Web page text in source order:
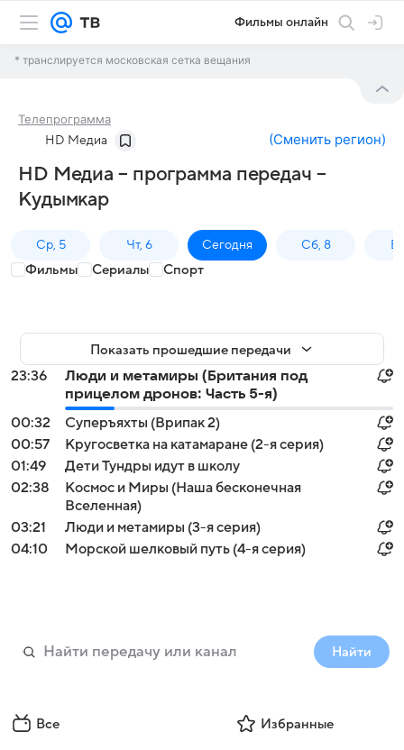
Фильмы онлайн
* транслируется московская сетка вещания
Телепрограмма
HD Медиа (Сменить регион)
HD Медиа – программа передач –
Кудымкар
Ср, 5 Чт, 6 Сегодня Сб, 8
Фильмы Сериалы Спорт
Показать прошедшие передачи
23:36
Люди и метамиры (Британия под
прицелом дронов: Часть 5-я)
00:32
Суперъяхты (Врипак 2)
00:57
Кругосветка на катамаране (2-я серия)
01:49
Дети Тундры идут в школу
02:38
Космос и Миры (Наша бесконечная
Вселенная)
03:21
Люди и метамиры (3-я серия)
04:10
Морской шелковый путь (4-я серия)
Найти
Все Избранные